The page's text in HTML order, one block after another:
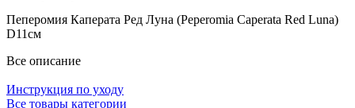
Пеперомия Каперата Ред Луна (Peperomia Caperata Red Luna)
D11см
Все описание
Инструкция по уходу
Все товары категории